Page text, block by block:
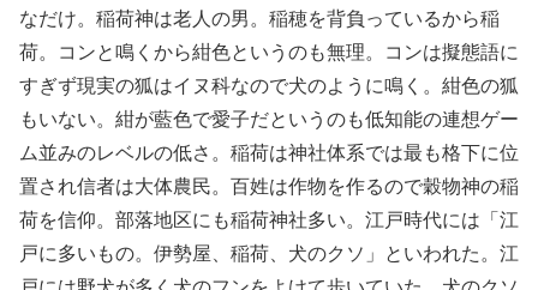
なだけ。稲荷神は老人の男。稲穂を背負っているから稲
荷。コンと鳴くから紺色というのも無理。コンは擬態語に
すぎず現実の狐はイヌ科なので犬のように鳴く。紺色の狐
もいない。紺が藍色で愛子だというのも低知能の連想ゲー
ム並みのレベルの低さ。稲荷は神社体系では最も格下に位
置され信者は大体農民。百姓は作物を作るので穀物神の稲
荷を信仰。部落地区にも稲荷神社多い。江戸時代には「江
戸に多いもの。伊勢屋、稲荷、犬のクソ」といわれた。江